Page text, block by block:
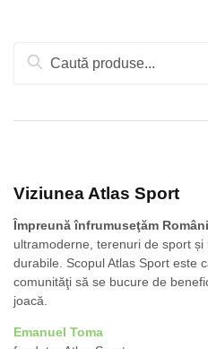
Caută
Viziunea Atlas Sport
Împreună înfrumuseţăm
ultramoderne, terenuri de sport
durabile. Scopul Atlas Sport este
comunităţi să se bucure de
joacă.
Emanuel Toma